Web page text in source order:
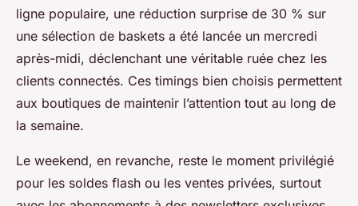
ligne populaire, une réduction surprise de 30 % sur
une sélection de baskets a été lancée un mercredi
après-midi, déclenchant une véritable ruée chez les
clients connectés. Ces timings bien choisis permettent
aux boutiques de maintenir l’attention tout au long de
la semaine.
Le weekend, en revanche, reste le moment privilégié
pour les soldes flash ou les ventes privées, surtout